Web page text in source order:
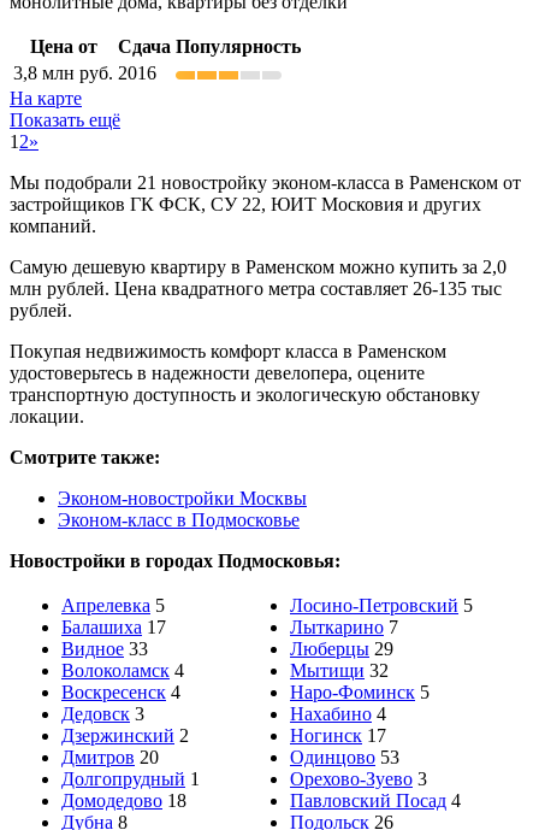
Цена от Сдача Популярность
3,8 млн руб. 2016
На карте
Показать ещё
1 2»
Мы подобрали 21 новостройку эконом-класса в Раменском от
застройщиков ГК ФСК, СУ 22, ЮИТ Московия и других
компаний.
Самую дешевую квартиру в Раменском можно купить за 2,0
млн рублей. Цена квадратного метра составляет 26-135 тыс
рублей.
Покупая недвижимость комфорт класса в Раменском
удостоверьтесь в надежности девелопера, оцените
транспортную доступность и экологическую обстановку
локации.
Смотрите также:
Эконом-новостройки Москвы
Эконом-класс в Подмосковье
Новостройки в городах Подмосковья:
Апрелевка 5
Балашиха 17
Видное 33
Волоколамск 4
Воскресенск 4
Дедовск 3
Дзержинский 2
Дмитров 20
Долгопрудный 1
Домодедово 18
Дубна 8
Лосино-Петровский 5
Лыткарино 7
Люберцы 29
Мытищи 32
Наро-Фоминск 5
Нахабино 4
Ногинск 17
Одинцово 53
Орехово-Зуево 3
Павловский Посад 4
Подольск 26